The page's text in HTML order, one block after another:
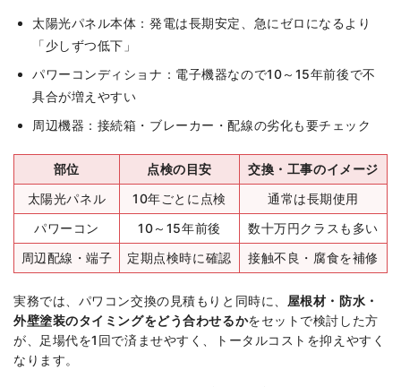
太陽光パネル本体：発電は長期安定、急にゼロになるより
「少しずつ低下」
パワーコンディショナ：電子機器なので10～15年前後で不
具合が増えやすい
周辺機器：接続箱・ブレーカー・配線の劣化も要チェック
部位 点検の目安
交換・工事のイメージ
太陽光パネル
10年ごとに点検
通常は長期使用
パワーコン
10～15年前後
数十万円クラスも多い
周辺配線・端子
定期点検時に確認 接触不良・腐食を補修
実務では、パワコン交換の見積もりと同時に、 屋根材・防水・
外壁塗装のタイミングをどう合わせるかをセットで検討した方
が、足場代を1回で済ませやすく、トータルコストを抑えやすく
なります。